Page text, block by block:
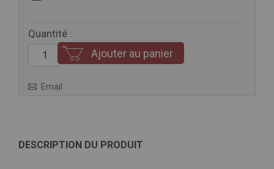
Quantité :
Ajouter au panier
Email
DESCRIPTION DU PRODUIT